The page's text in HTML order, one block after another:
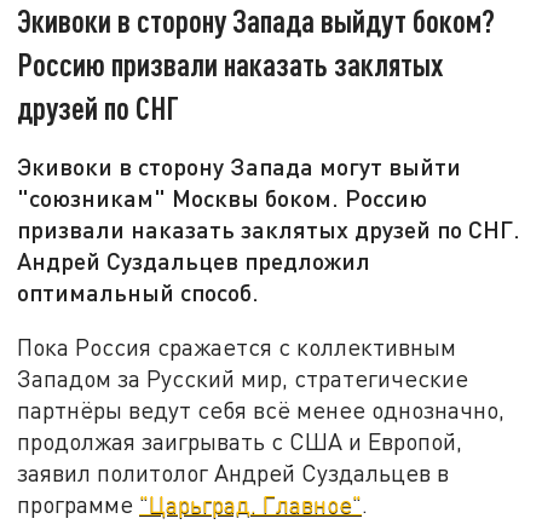
Экивоки в сторону Запада выйдут боком?
Россию призвали наказать заклятых
друзей по СНГ
Экивоки в сторону Запада могут выйти
"союзникам" Москвы боком. Россию
призвали наказать заклятых друзей по СНГ.
Андрей Суздальцев предложил
оптимальный способ.
Пока Россия сражается с коллективным
Западом за Русский мир, стратегические
партнёры ведут себя всё менее однозначно,
продолжая заигрывать с США и Европой,
заявил политолог Андрей Суздальцев в
программе "Царьград. Главное".